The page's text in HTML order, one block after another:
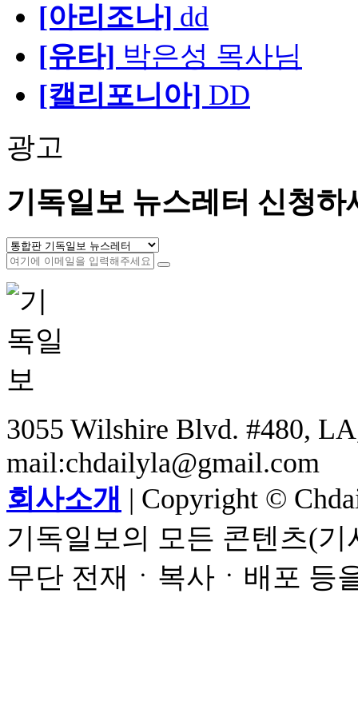
[아리조나] dd
[유타] 박은성 목사님
[캘리포니아] DD
광고
기독일보 뉴스레터 신청하
3055 Wilshire Blvd. #480,
mail:chdailyla@gmail.com
회사소개 | Copyright ©
기독일보의 모든 콘텐츠(
무단 전재ㆍ복사ㆍ배포 등